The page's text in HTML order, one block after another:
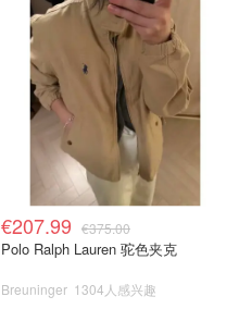
€207.99 €375.00
Polo Ralph Lauren 驼色夹克
Breuninger 1304人感兴趣